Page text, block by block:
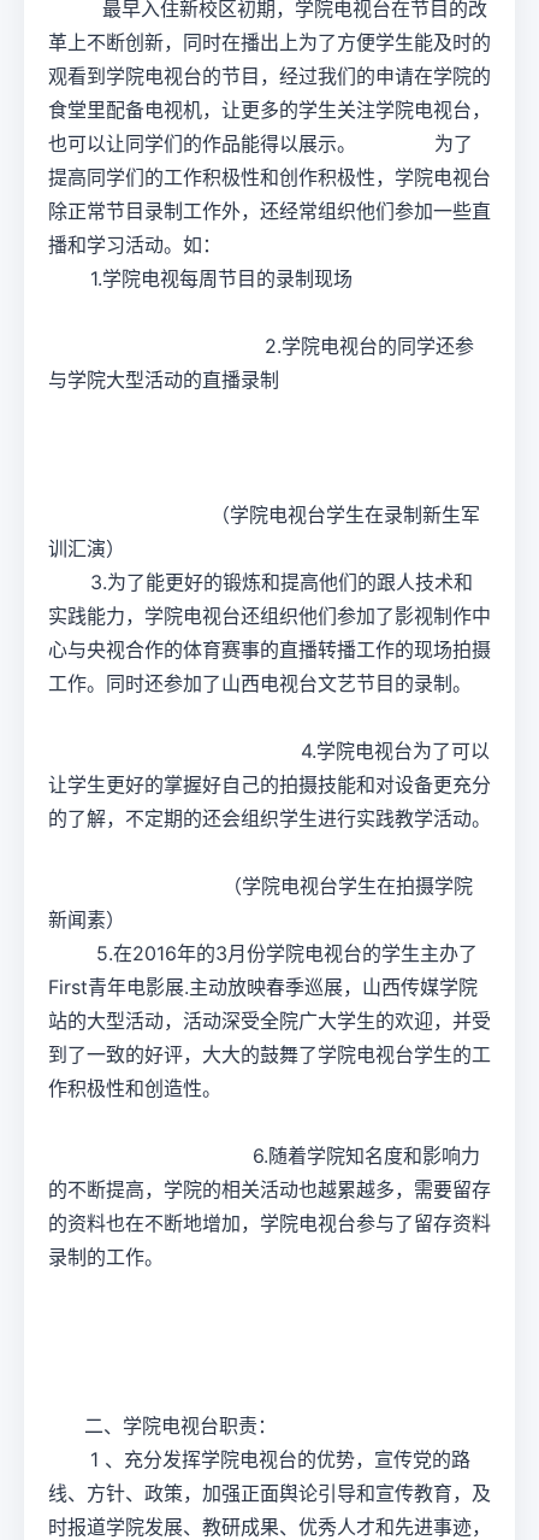
最早入住新校区初期，学院电视台在节目的改
革上不断创新，同时在播出上为了方便学生能及时的
观看到学院电视台的节目，经过我们的申请在学院的
食堂里配备电视机，让更多的学生关注学院电视台，
也可以让同学们的作品能得以展示。 为了
提高同学们的工作积极性和创作积极性，学院电视台
除正常节目录制工作外，还经常组织他们参加一些直
播和学习活动。如：
1.学院电视每周节目的录制现场
2.学院电视台的同学还参
与学院大型活动的直播录制
（学院电视台学生在录制新生军
训汇演）
3.为了能更好的锻炼和提高他们的跟人技术和
实践能力，学院电视台还组织他们参加了影视制作中
心与央视合作的体育赛事的直播转播工作的现场拍摄
工作。同时还参加了山西电视台文艺节目的录制。
4.学院电视台为了可以
让学生更好的掌握好自己的拍摄技能和对设备更充分
的了解，不定期的还会组织学生进行实践教学活动。
（学院电视台学生在拍摄学院
新闻素）
5.在2016年的3月份学院电视台的学生主办了
First青年电影展.主动放映春季巡展，山西传媒学院
站的大型活动，活动深受全院广大学生的欢迎，并受
到了一致的好评，大大的鼓舞了学院电视台学生的工
作积极性和创造性。
6.随着学院知名度和影响力
的不断提高，学院的相关活动也越累越多，需要留存
的资料也在不断地增加，学院电视台参与了留存资料
录制的工作。
二、学院电视台职责：
1 、充分发挥学院电视台的优势，宣传党的路
线、方针、政策，加强正面舆论引导和宣传教育，及
时报道学院发展、教研成果、优秀人才和先进事迹，